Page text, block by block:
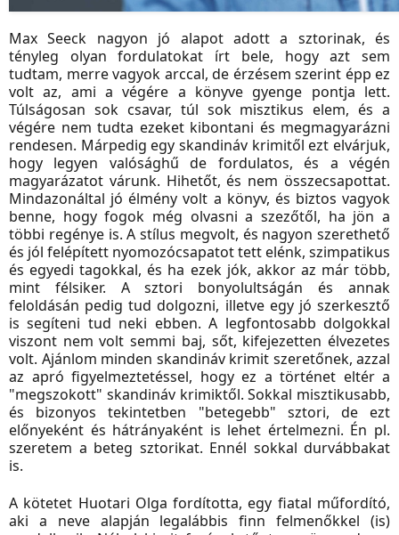
Max Seeck nagyon jó alapot adott a sztorinak, és
tényleg olyan fordulatokat írt bele, hogy azt sem
tudtam, merre vagyok arccal, de érzésem szerint épp ez
volt az, ami a végére a könyve gyenge pontja lett.
Túlságosan sok csavar, túl sok misztikus elem, és a
végére nem tudta ezeket kibontani és megmagyarázni
rendesen. Márpedig egy skandináv krimitől ezt elvárjuk,
hogy legyen valósághű de fordulatos, és a végén
magyarázatot várunk. Hihetőt, és nem összecsapottat.
Mindazonáltal jó élmény volt a könyv, és biztos vagyok
benne, hogy fogok még olvasni a szezőtől, ha jön a
többi regénye is. A stílus megvolt, és nagyon szerethető
és jól felépített nyomozócsapatot tett elénk, szimpatikus
és egyedi tagokkal, és ha ezek jók, akkor az már több,
mint félsiker. A sztori bonyolultságán és annak
feloldásán pedig tud dolgozni, illetve egy jó szerkesztő
is segíteni tud neki ebben. A legfontosabb dolgokkal
viszont nem volt semmi baj, sőt, kifejezetten élvezetes
volt. Ajánlom minden skandináv krimit szeretőnek, azzal
az apró figyelmeztetéssel, hogy ez a történet eltér a
"megszokott" skandináv krimiktől. Sokkal misztikusabb,
és bizonyos tekintetben "betegebb" sztori, de ezt
előnyeként és hátrányaként is lehet értelmezni. Én pl.
szeretem a beteg sztorikat. Ennél sokkal durvábbakat
is.
A kötetet Huotari Olga fordította, egy fiatal műfordító,
aki a neve alapján legalábbis finn felmenőkkel (is)